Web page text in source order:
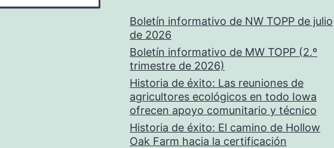
Boletín informativo de NW TOPP de julio
de 2026
Boletín informativo de MW TOPP (2.º
trimestre de 2026)
Historia de éxito: Las reuniones de
agricultores ecológicos en todo Iowa
ofrecen apoyo comunitario y técnico
Historia de éxito: El camino de Hollow
Oak Farm hacia la certificación